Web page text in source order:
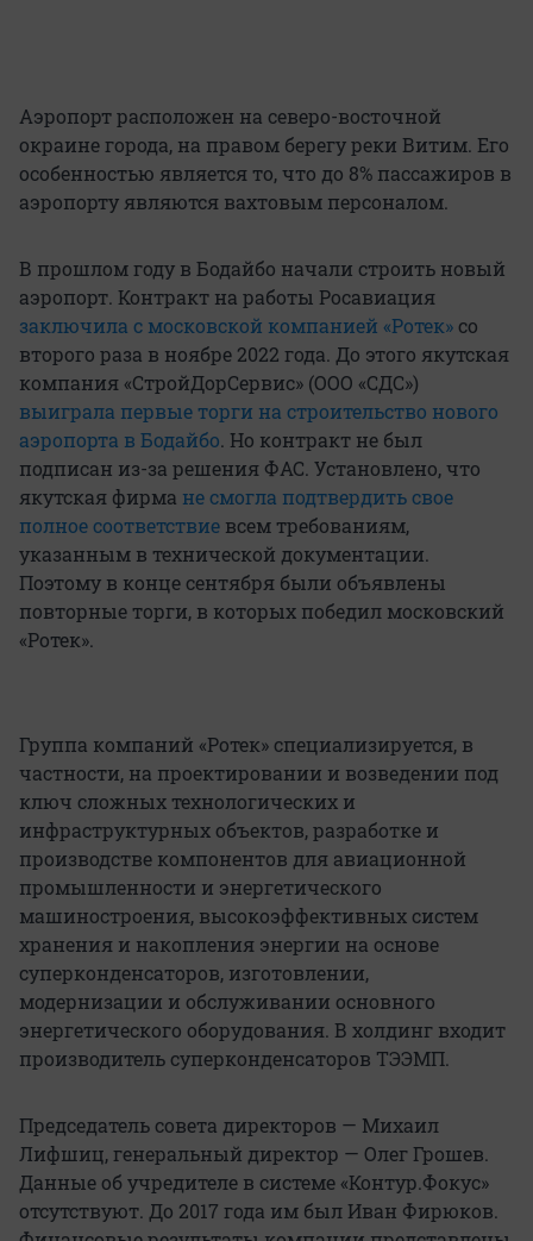
Аэропорт расположен на северо-восточной
окраине города, на правом берегу реки Витим. Его
особенностью является то, что до 8% пассажиров в
аэропорту являются вахтовым персоналом.
В прошлом году в Бодайбо начали строить новый
аэропорт. Контракт на работы Росавиация
заключила с московской компанией «Ротек» со
второго раза в ноябре 2022 года. До этого якутская
компания «СтройДорСервис» (ООО «СДС»)
выиграла первые торги на строительство нового
аэропорта в Бодайбо. Но контракт не был
подписан из-за решения ФАС. Установлено, что
якутская фирма не смогла подтвердить свое
полное соответствие всем требованиям,
указанным в технической документации.
Поэтому в конце сентября были объявлены
повторные торги, в которых победил московский
«Ротек».
Группа компаний «Ротек» специализируется, в
частности, на проектировании и возведении под
ключ сложных технологических и
инфраструктурных объектов, разработке и
производстве компонентов для авиационной
промышленности и энергетического
машиностроения, высокоэффективных систем
хранения и накопления энергии на основе
суперконденсаторов, изготовлении,
модернизации и обслуживании основного
энергетического оборудования. В холдинг входит
производитель суперконденсаторов ТЭЭМП.
Председатель совета директоров — Михаил
Лифшиц, генеральный директор — Олег Грошев.
Данные об учредителе в системе «Контур.Фокус»
отсутствуют. До 2017 года им был Иван Фирюков.